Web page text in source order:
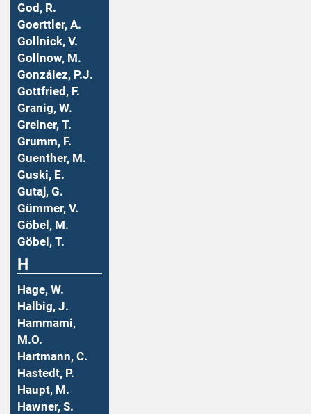
God, R.
Goerttler, A.
Gollnick, V.
Gollnow, M.
González, P.J.
Gottfried, F.
Granig, W.
Greiner, T.
Grumm, F.
Guenther, M.
Guski, E.
Gutaj, G.
Gümmer, V.
Göbel, M.
Göbel, T.
H
Hage, W.
Halbig, J.
Hammami,
M.O.
Hartmann, C.
Hastedt, P.
Haupt, M.
Hawner, S.